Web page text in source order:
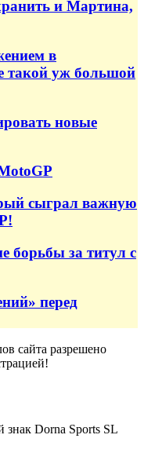
и Мартина,
в
такой уж большой
новые
сыграл важную
борьбы за титул с
перед
сайта разрешено
знак Dorna Sports SL